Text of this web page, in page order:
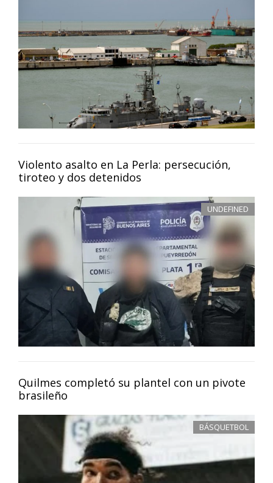
Violento asalto en La Perla: persecución,
tiroteo y dos detenidos
UNDEFINED
Quilmes completó su plantel con un pivote
brasileño
BÁSQUETBOL